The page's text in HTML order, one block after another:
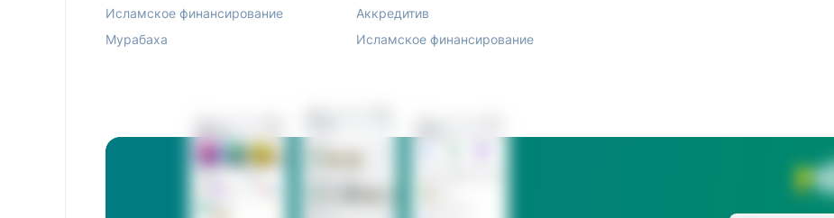
Исламское финансирование
Мурабаха
Аккредитив
Исламское финансирование